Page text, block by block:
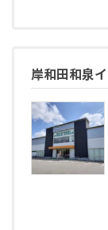
岸和田和泉